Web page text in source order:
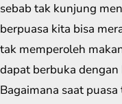
sebab tak kunjung
berpuasa kita bisa
tak memperoleh
dapat berbuka
Bagaimana saat